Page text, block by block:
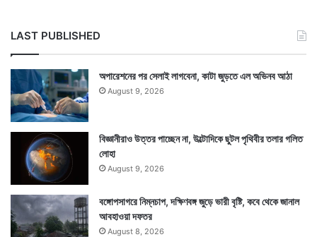
LAST PUBLISHED
অপারেশনের পর সেলাই লাগবেনা, কাটা জুড়তে এল অভিনব আঠা
August 9, 2026
বিজ্ঞানীরাও উত্তর পাচ্ছেন না, উল্টোদিকে ছুটল পৃথিবীর তলার গলিত
লোহা
August 9, 2026
বঙ্গোপসাগরে নিম্নচাপ, দক্ষিণবঙ্গ জুড়ে ভারী বৃষ্টি, কবে থেকে জানাল
আবহাওয়া দফতর
August 8, 2026